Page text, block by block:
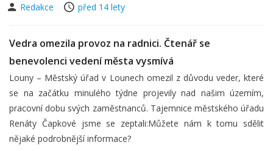
Redakce
před 14 lety
Vedra omezila provoz na radnici. Čtenář se
benevolenci vedení města vysmívá
Louny – Městský úřad v Lounech omezil z důvodu veder, které
se na začátku minulého týdne projevily nad našim územím,
pracovní dobu svých zaměstnanců. Tajemnice městského úřadu
Renáty Čapkové jsme se zeptali:Můžete nám k tomu sdělit
nějaké podrobnější informace?